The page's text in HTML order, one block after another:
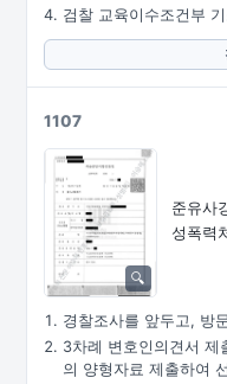
검찰 교육이수조건부
1107
준유사
성폭력
경찰조사를 앞두고, 방
3차례 변호인의견서 제
의 양형자료 제출하여